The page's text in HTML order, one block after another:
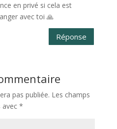
en privé si cela est
avec toi 🙏
Réponse
pas publiée. Les champs
avec *